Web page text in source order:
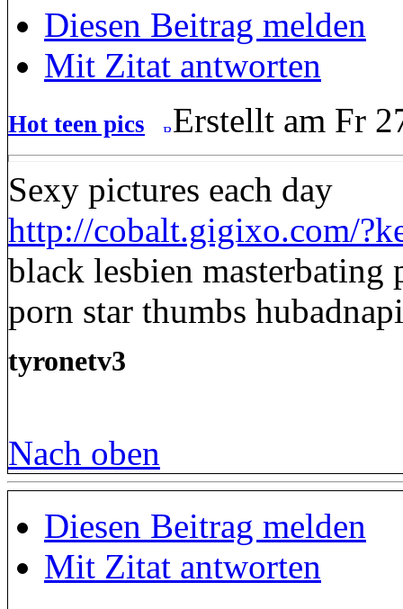
Diesen Beitrag melden
Mit Zitat antworten
Hot teen pics
Erstellt am Fr
Sexy pictures each day
http://cobalt.gigixo.com/
black lesbien masterbating
porn star thumbs
tyronetv3
Nach oben
Diesen Beitrag melden
Mit Zitat antworten